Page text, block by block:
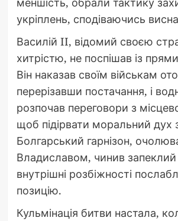
укріплень, сподіваючись
Василій II, відомий своєю
хитрістю, не поспішав із
Він наказав своїм військам
перерізавши постачання, і
розпочав переговори з
щоб підірвати моральний дух
Болгарський гарнізон,
Владиславом, чинив запеклий
внутрішні розбіжності
позицію.
Кульмінація битви настала,